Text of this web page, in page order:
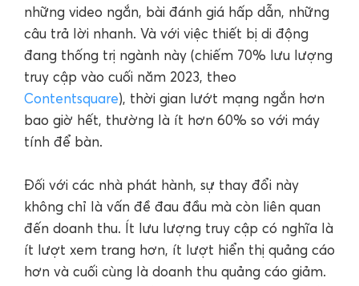
những video ngắn, bài đánh giá hấp dẫn, những
câu trả lời nhanh. Và với việc thiết bị di động
đang thống trị ngành này (chiếm 70% lưu lượng
truy cập vào cuối năm 2023, theo
Contentsquare), thời gian lướt mạng ngắn hơn
bao giờ hết, thường là ít hơn 60% so với máy
tính để bàn.
Đối với các nhà phát hành, sự thay đổi này
không chỉ là vấn đề đau đầu mà còn liên quan
đến doanh thu. Ít lưu lượng truy cập có nghĩa là
ít lượt xem trang hơn, ít lượt hiển thị quảng cáo
hơn và cuối cùng là doanh thu quảng cáo giảm.